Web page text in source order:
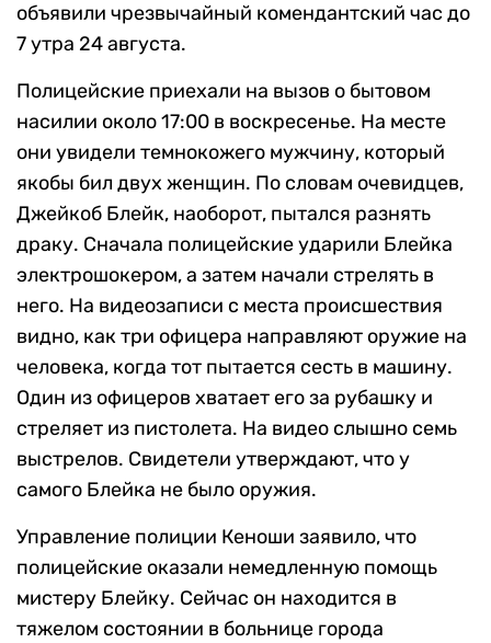
объявили чрезвычайный комендантский час до
7 утра 24 августа.
Полицейские приехали на вызов о бытовом
насилии около 17:00 в воскресенье. На месте
они увидели темнокожего мужчину, который
якобы бил двух женщин. По словам очевидцев,
Джейкоб Блейк, наоборот, пытался разнять
драку. Сначала полицейские ударили Блейка
электрошокером, а затем начали стрелять в
него. На видеозаписи с места происшествия
видно, как три офицера направляют оружие на
человека, когда тот пытается сесть в машину.
Один из офицеров хватает его за рубашку и
стреляет из пистолета. На видео слышно семь
выстрелов. Свидетели утверждают, что у
самого Блейка не было оружия.
Управление полиции Кеноши заявило, что
полицейские оказали немедленную помощь
мистеру Блейку. Сейчас он находится в
тяжелом состоянии в больнице города